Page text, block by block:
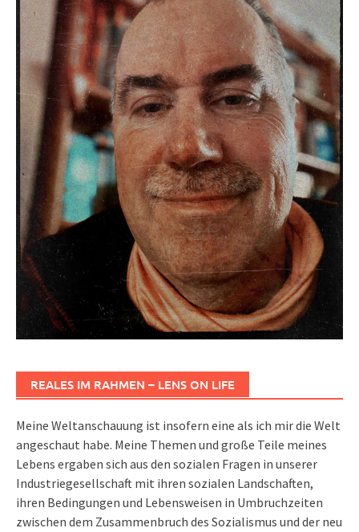
REALES IM RAHMEN – LENS ON LIFE
Meine Weltanschauung ist insofern eine als ich mir die Welt
angeschaut habe. Meine Themen und große Teile meines
Lebens ergaben sich aus den sozialen Fragen in unserer
Industriegesellschaft mit ihren sozialen Landschaften,
ihren Bedingungen und Lebensweisen in Umbruchzeiten
zwischen dem Zusammenbruch des Sozialismus und der neu